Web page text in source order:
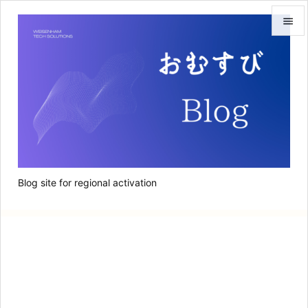
Blog site for regional activation

次へ